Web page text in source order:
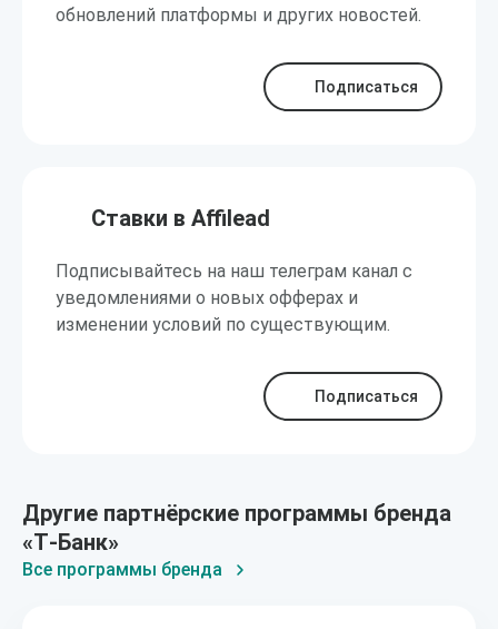
обновлений платформы и других новостей.
Подписаться
Ставки в Affilead
Подписывайтесь на наш телеграм канал с
уведомлениями о новых офферах и
изменении условий по существующим.
Подписаться
Другие партнёрские программы бренда
«Т‑Банк»
Все программы бренда